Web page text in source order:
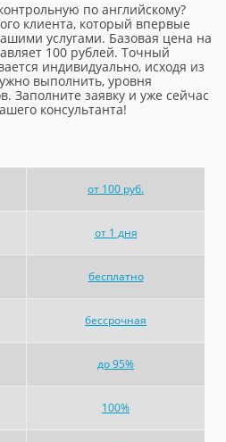
по английскому?
клиента, который впервые
услугами. Базовая цена на
100 рублей. Точный
индивидуально, исходя из
выполнить, уровня
Заполните заявку и уже сейчас
консультанта!
от 100 руб.
от 1 дня
бесплатно
бессрочная
до 95%
100%